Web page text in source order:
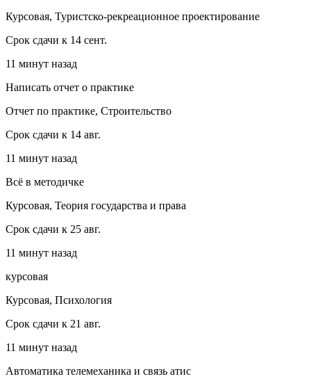
Курсовая, Туристско-рекреационное проектирование
Срок сдачи к 14 сент.
11 минут назад
Написать отчет о практике
Отчет по практике, Строительство
Срок сдачи к 14 авг.
11 минут назад
Всё в методичке
Курсовая, Теория государства и права
Срок сдачи к 25 авг.
11 минут назад
курсовая
Курсовая, Психология
Срок сдачи к 21 авг.
11 минут назад
Автоматика телемеханика и связь атис